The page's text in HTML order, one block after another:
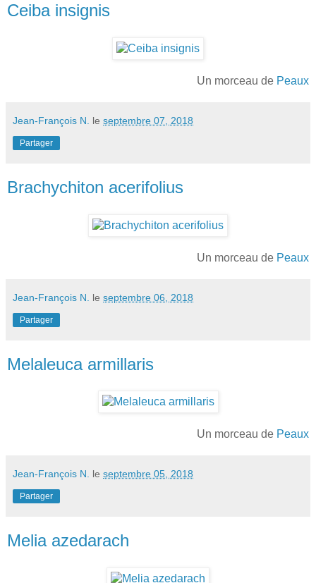
Ceiba insignis
Un morceau de Peaux
Jean-François N. le septembre 07, 2018
Partager
Brachychiton acerifolius
Un morceau de Peaux
Jean-François N. le septembre 06, 2018
Partager
Melaleuca armillaris
Un morceau de Peaux
Jean-François N. le septembre 05, 2018
Partager
Melia azedarach